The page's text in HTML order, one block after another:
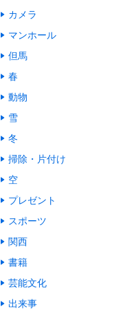
カメラ
マンホール
但馬
春
動物
雪
冬
掃除・片付け
空
プレゼント
スポーツ
関西
書籍
芸能文化
出来事